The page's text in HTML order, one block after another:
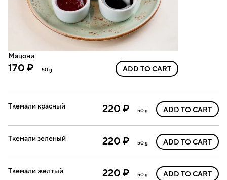
Мацони
170 ₽ 50 g ADD TO CART
Ткемали красный 220 ₽ 50 g ADD TO CART
Ткемали зеленый 220 ₽ 50 g ADD TO CART
Ткемали желтый 220 ₽ 50 g ADD TO CART